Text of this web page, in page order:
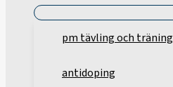
pm tävling och träning
antidoping